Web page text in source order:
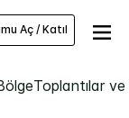
Aç / Katıl
Toplantılar